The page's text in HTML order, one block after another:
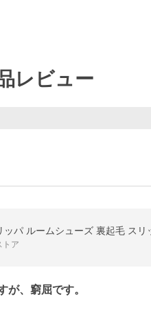
レビュー
ッパ ルームシューズ 裏起毛 ス
トア
が、窮屈です。